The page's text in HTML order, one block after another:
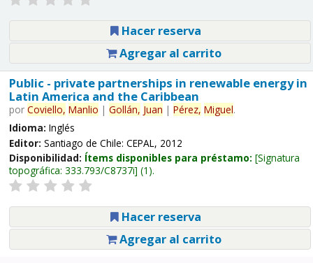
Hacer reserva
Agregar al carrito
Public - private partnerships in renewable energy in
Latin America and the Caribbean
por Coviello, Manlio | Gollán, Juan | Pérez, Miguel.
Idioma: Inglés
Editor: Santiago de Chile: CEPAL, 2012
Disponibilidad: Ítems disponibles para préstamo: Signatura
topográfica: 333.793/C8737i (1).
Hacer reserva
Agregar al carrito